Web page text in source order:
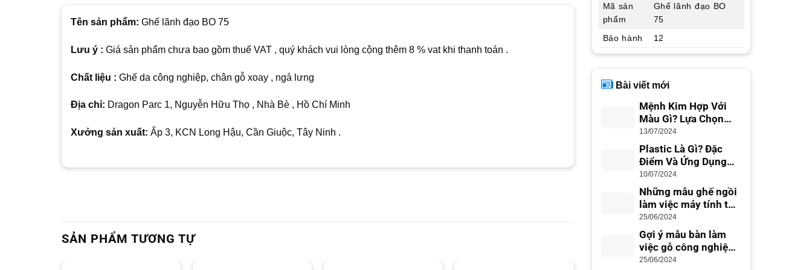
Tên sản phẩm: Ghế lãnh đạo BO 75
Lưu ý : Giá sản phẩm chưa bao gồm thuế VAT , quý khách vui lòng cộng thêm 8 % vat khi thanh toán .
Chất liệu : Ghế da công nghiệp, chân gỗ xoay , ngả lưng
Địa chỉ: Dragon Parc 1, Nguyễn Hữu Thọ , Nhà Bè , Hồ Chí Minh
Xưởng sản xuất: Ấp 3, KCN Long Hậu, Cần Giuộc, Tây Ninh .
SẢN PHẨM TƯƠNG TỰ
Mã sản
phẩm
Ghế lãnh đạo BO
75
Bảo hành
12
Bài viết mới
Mệnh Kim Hợp Với
Màu Gì? Lựa Chọn
Màu Sắc Phong Thủy
13/07/2024
Plastic Là Gì? Đặc
Điểm Và Ứng Dụng
Trong Cuộc Sống
10/07/2024
Những mẫu ghế ngồi
làm việc máy tính tốt
nhất cho dân văn
phòng
25/06/2024
Gợi ý mẫu bàn làm
việc gỗ công nghiệp
đẹp hiện đại
25/06/2024